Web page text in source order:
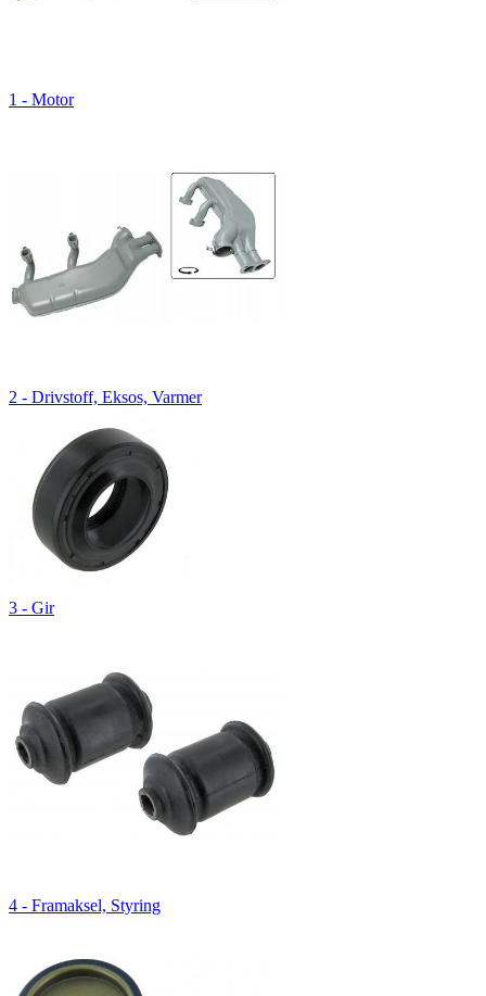
1 - Motor
2 - Drivstoff, Eksos, Varmer
3 - Gir
4 - Framaksel, Styring